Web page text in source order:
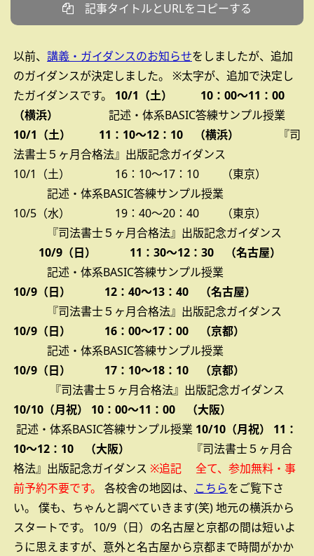
記事タイトルとURLをコピーする
以前、 講義・ガイダンスのお知らせをしましたが、追加
のガイダンスが決定しました。
※太字が、追加で決定し
たガイダンスです。
10/1（土） 10：00～11：00
（横浜）
記述・体系BASIC答練サンプル授業
10/1（土） 11：10～12：10 （横浜）
『司
法書士５ヶ月合格法』出版記念ガイダンス
10/1（土） 16：10～17：10 （東京）
記述・体系BASIC答練サンプル授業
10/5（水） 19：40～20：40 （東京）
『司法書士５ヶ月合格法』出版記念ガイダンス
10/9（日） 11：30～12：30 （名古屋）
記述・体系BASIC答練サンプル授業
10/9（日） 12：40～13：40 （名古屋）
『司法書士５ヶ月合格法』出版記念ガイダンス
10/9（日） 16：00～17：00 （京都）
記述・体系BASIC答練サンプル授業
10/9（日） 17：10～18：10 （京都）
『司法書士５ヶ月合格法』出版記念ガイダンス
10/10（月祝） 10：00～11：00 （大阪）
記述・体系BASIC答練サンプル授業 10/10（月祝） 11：
10～12：10 （大阪）
『司法書士５ヶ月合
格法』出版記念ガイダンス ※追記 全て、参加無料・事
前予約不要です。
各校舎の地図は、 こちらをご覧下さ
い。
僕も、ちゃんと調べていきます(笑)地元の横浜から
スタートです。
10/9（日）の名古屋と京都の間は短いよ
うに思えますが、意外と名古屋から京都まで時間がかか